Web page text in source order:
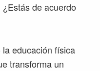
de acuerdo
educación física
transforma un